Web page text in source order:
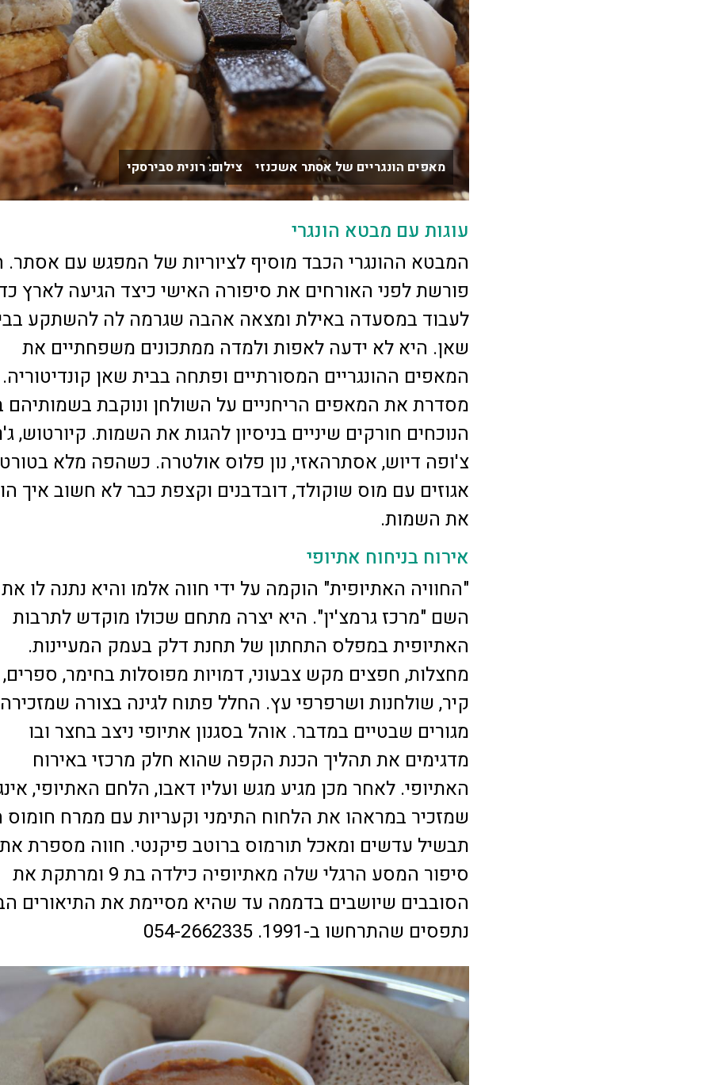
מאפים הונגריים של אסתר אשכנזי צילום: רונית סבירסקי
עוגות עם מבטא הונגרי
המבטא ההונגרי הכבד מוסיף לציוריות של המפגש עם אסתר.
פורשת לפני האורחים את סיפורה האישי כיצד הגיעה לארץ
לעבוד במסעדה באילת ומצאה אהבה שגרמה לה להשתקע
שאן. היא לא ידעה לאפות ולמדה ממתכונים משפחתיים את
המאפים ההונגריים המסורתיים ופתחה בבית שאן
מסדרת את המאפים הריחניים על השולחן ונוקבת בשמותיהם
הנוכחים חורקים שיניים בניסיון להגות את השמות. קיורטוש,
צ'ופה דיוש, אסתרהאזי, נון פלוס אולטרה. כשהפה מלא בטורט
אגוזים עם מוס שוקולד, דובדבנים וקצפת כבר לא חשוב איך
את השמות.
אירוח בניחוח אתיופי
"החוויה האתיופית" הוקמה על ידי חווה אלמו והיא נתנה לו את
השם "מרכז גרמצ'ין". היא יצרה מתחם שכולו מוקדש לתרבות
האתיופית במפלס התחתון של תחנת דלק בעמק המעיינות.
מחצלות, חפצים מקש צבעוני, דמויות מפוסלות בחימר, ספרים,
קיר, שולחנות ושרפרפי עץ. החלל פתוח לגינה בצורה שמזכירה
מגורים שבטיים במדבר. אוהל בסגנון אתיופי ניצב בחצר ובו
מדגימים את תהליך הכנת הקפה שהוא חלק מרכזי באירוח
האתיופי. לאחר מכן מגיע מגש ועליו דאבו, הלחם האתיופי,
שמזכיר במראהו את הלחוח התימני וקעריות עם ממרח חומוס
תבשיל עדשים ומאכל תורמוס ברוטב פיקנטי. חווה מספרת את
סיפור המסע הרגלי שלה מאתיופיה כילדה בת 9 ומרתקת את
הסובבים שיושבים בדממה עד שהיא מסיימת את התיאורים
נתפסים שהתרחשו ב-1991. 054-2662335